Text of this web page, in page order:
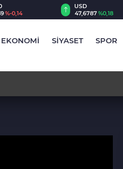
%-0,14
USD
47,6787%0,18
EKONOMİ SİYASET SPOR